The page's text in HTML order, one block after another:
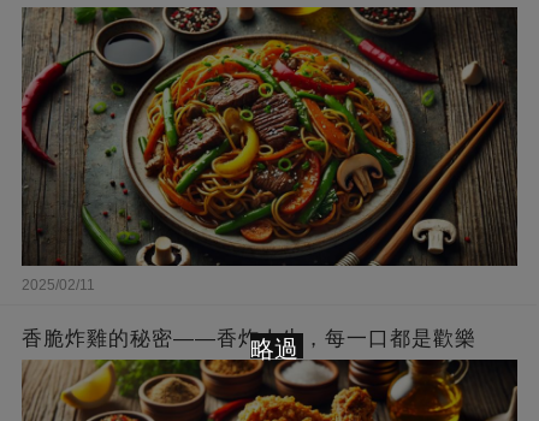
2025/02/11
香脆炸雞的秘密——香炸人生，每一口都是歡樂
略過